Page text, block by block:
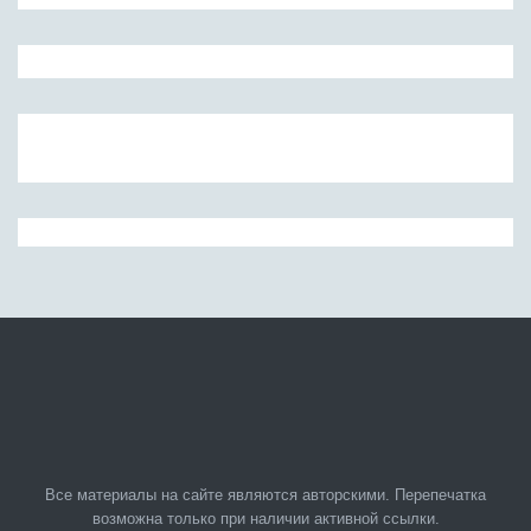
Бобовые
Яйца
Все материалы на сайте являются авторскими. Перепечатка
возможна только при наличии активной ссылки.